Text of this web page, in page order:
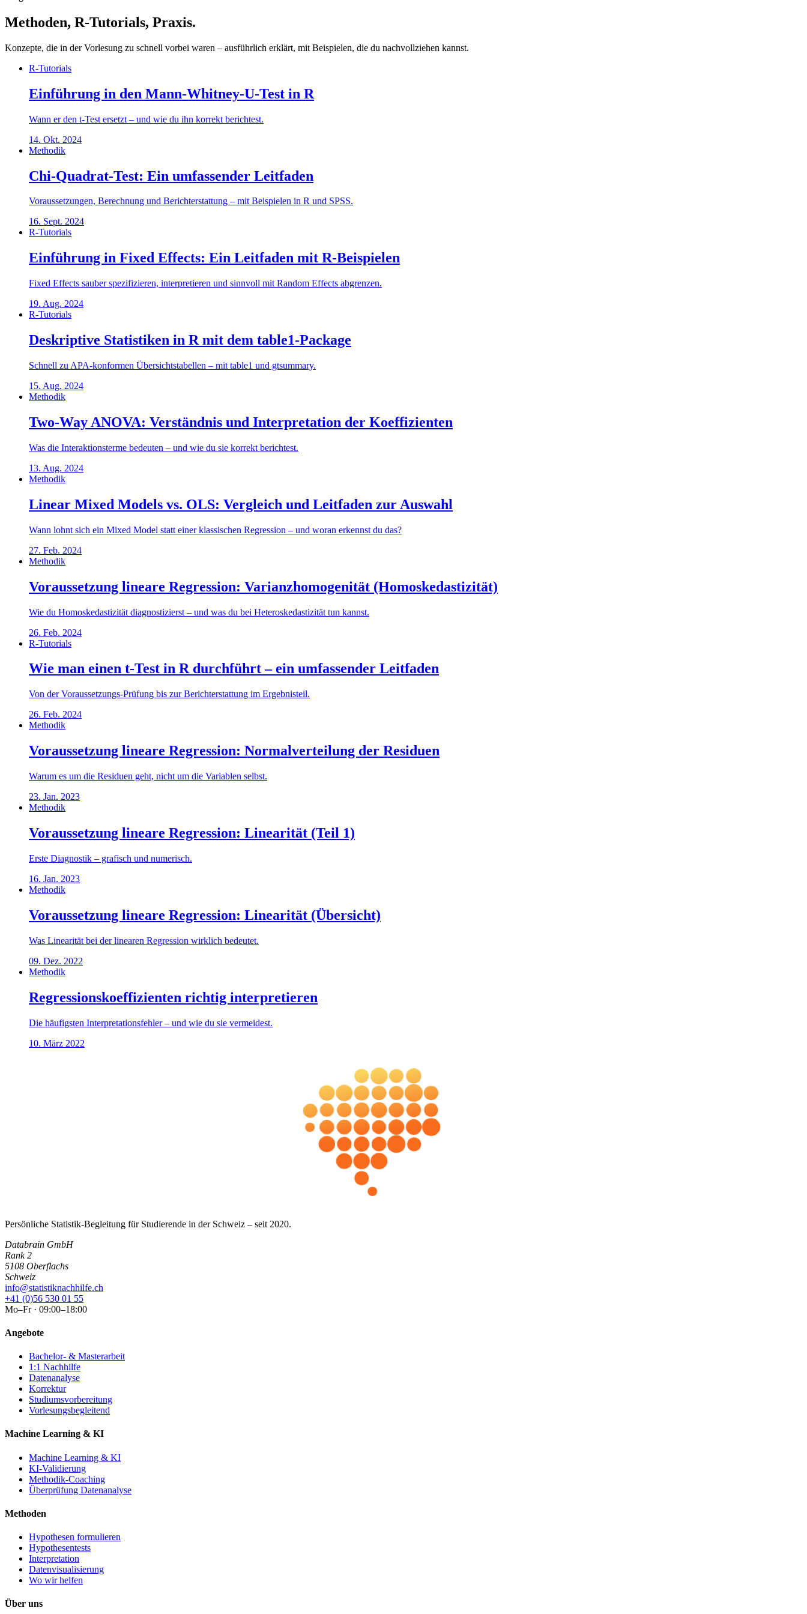
Methoden, R-Tutorials, Praxis.
Konzepte, die in der Vorlesung zu schnell vorbei waren – ausführlich erklärt, mit Beispielen, die du nachvollziehen kannst.
R-Tutorials
Einführung in den Mann-Whitney-U-Test in R
Wann er den t-Test ersetzt – und wie du ihn korrekt berichtest.
14. Okt. 2024
Methodik
Chi-Quadrat-Test: Ein umfassender Leitfaden
Voraussetzungen, Berechnung und Berichterstattung – mit Beispielen in R und SPSS.
16. Sept. 2024
R-Tutorials
Einführung in Fixed Effects: Ein Leitfaden mit R-Beispielen
Fixed Effects sauber spezifizieren, interpretieren und sinnvoll mit Random Effects abgrenzen.
19. Aug. 2024
R-Tutorials
Deskriptive Statistiken in R mit dem table1-Package
Schnell zu APA-konformen Übersichtstabellen – mit table1 und gtsummary.
15. Aug. 2024
Methodik
Two-Way ANOVA: Verständnis und Interpretation der Koeffizienten
Was die Interaktionsterme bedeuten – und wie du sie korrekt berichtest.
13. Aug. 2024
Methodik
Linear Mixed Models vs. OLS: Vergleich und Leitfaden zur Auswahl
Wann lohnt sich ein Mixed Model statt einer klassischen Regression – und woran erkennst du das?
27. Feb. 2024
Methodik
Voraussetzung lineare Regression: Varianzhomogenität (Homoskedastizität)
Wie du Homoskedastizität diagnostizierst – und was du bei Heteroskedastizität tun kannst.
26. Feb. 2024
R-Tutorials
Wie man einen t-Test in R durchführt – ein umfassender Leitfaden
Von der Voraussetzungs-Prüfung bis zur Berichterstattung im Ergebnisteil.
26. Feb. 2024
Methodik
Voraussetzung lineare Regression: Normalverteilung der Residuen
Warum es um die Residuen geht, nicht um die Variablen selbst.
23. Jan. 2023
Methodik
Voraussetzung lineare Regression: Linearität (Teil 1)
Erste Diagnostik – grafisch und numerisch.
16. Jan. 2023
Methodik
Voraussetzung lineare Regression: Linearität (Übersicht)
Was Linearität bei der linearen Regression wirklich bedeutet.
09. Dez. 2022
Methodik
Regressionskoeffizienten richtig interpretieren
Die häufigsten Interpretationsfehler – und wie du sie vermeidest.
10. März 2022
Persönliche Statistik-Begleitung für Studierende in der Schweiz – seit 2020.
Databrain GmbH
Rank 2
5108 Oberflachs
Schweiz
info@statistiknachhilfe.ch
+41 (0)56 530 01 55
Mo–Fr · 09:00–18:00
Angebote
Bachelor- & Masterarbeit
1:1 Nachhilfe
Datenanalyse
Korrektur
Studiumsvorbereitung
Vorlesungsbegleitend
Machine Learning & KI
Machine Learning & KI
KI-Validierung
Methodik-Coaching
Überprüfung Datenanalyse
Methoden
Hypothesen formulieren
Hypothesentests
Interpretation
Datenvisualisierung
Wo wir helfen
Über uns